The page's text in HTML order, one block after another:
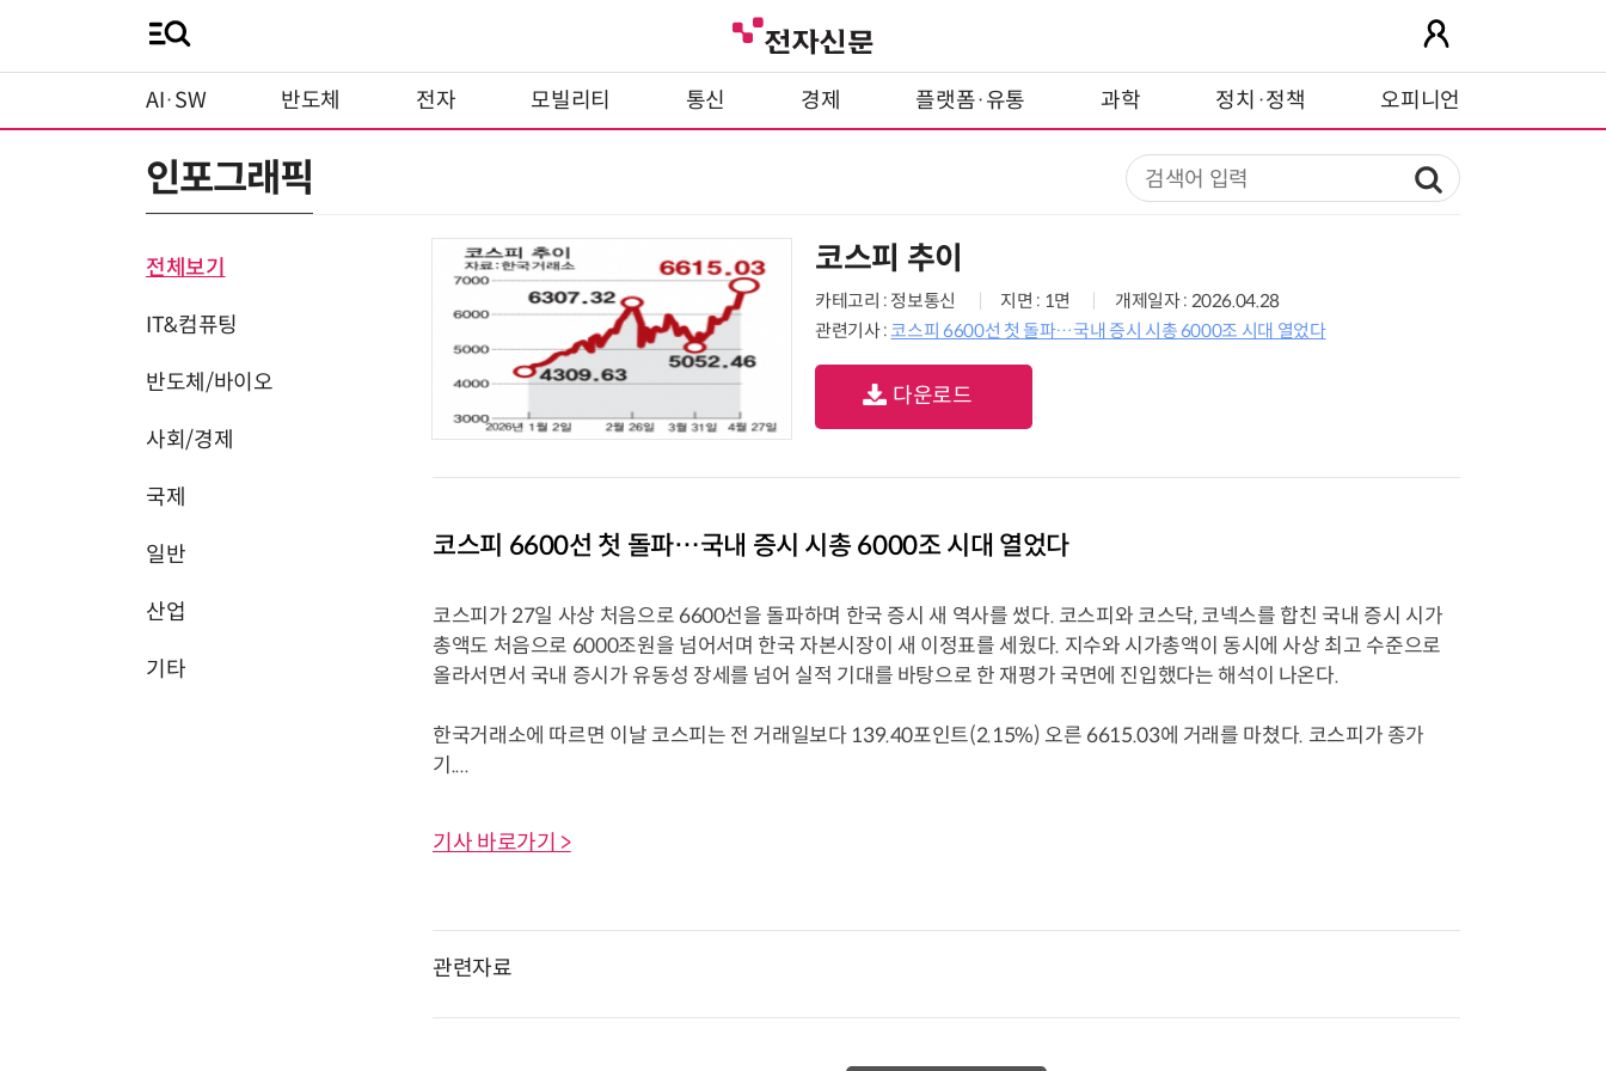
AI·SW 반도체 전자 모빌리티 통신 경제 플랫폼·유통 과학 정치·정책 오피니언
인포그래픽
전체보기
IT&컴퓨팅
반도체/바이오
사회/경제
국제
일반
산업
기타
코스피 추이
카테고리 : 정보통신 지면 : 1면
개제일자 : 2026.04.28
관련기사 :코스피 6600선 첫 돌파…국내 증시 시총 6000조 시대 열었다
다운로드
코스피 6600선 첫 돌파…국내 증시 시총 6000조 시대 열었다
코스피가 27일 사상 처음으로 6600선을 돌파하며 한국 증시 새 역사를 썼다. 코스피와 코스닥, 코넥스를 합친 국내 증시 시가
총액도 처음으로 6000조원을 넘어서며 한국 자본시장이 새 이정표를 세웠다. 지수와 시가총액이 동시에 사상 최고 수준으로
올라서면서 국내 증시가 유동성 장세를 넘어 실적 기대를 바탕으로 한 재평가 국면에 진입했다는 해석이 나온다.
한국거래소에 따르면 이날 코스피는 전 거래일보다 139.40포인트(2.15%) 오른 6615.03에 거래를 마쳤다. 코스피가 종가
기....
기사 바로가기 >
관련자료